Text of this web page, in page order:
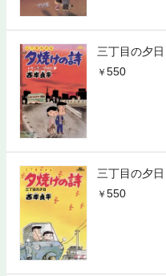
三丁目の夕日
550
三丁目の夕日
550